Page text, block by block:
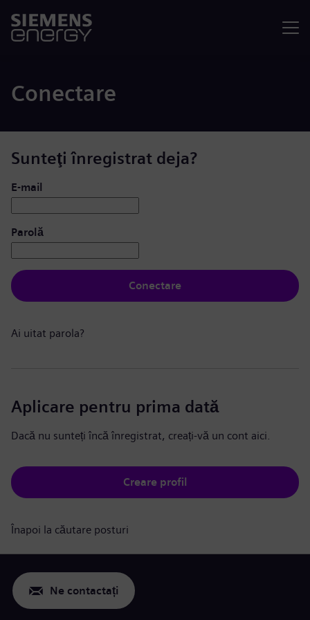
Conectare
Sunteţi înregistrat deja?
Conectare: utilizator și parolă
E-mail
Parolă
Conectare
Ai uitat parola?
Aplicare pentru prima dată
Dacă nu sunteți încă înregistrat, creați-vă un cont aici.
Creare profil
Înapoi la căutare posturi
Ne contactați